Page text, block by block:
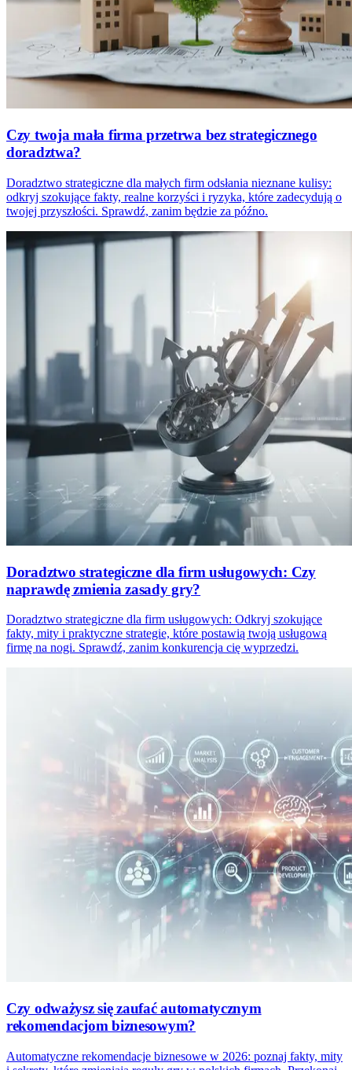
Czy twoja mała firma przetrwa bez strategicznego
doradztwa?
Doradztwo strategiczne dla małych firm odsłania nieznane kulisy:
odkryj szokujące fakty, realne korzyści i ryzyka, które zadecydują o
twojej przyszłości. Sprawdź, zanim będzie za późno.
Doradztwo strategiczne dla firm usługowych: Czy
naprawdę zmienia zasady gry?
Doradztwo strategiczne dla firm usługowych: Odkryj szokujące
fakty, mity i praktyczne strategie, które postawią twoją usługową
firmę na nogi. Sprawdź, zanim konkurencja cię wyprzedzi.
Czy odważysz się zaufać automatycznym
rekomendacjom biznesowym?
Automatyczne rekomendacje biznesowe w 2026: poznaj fakty, mity